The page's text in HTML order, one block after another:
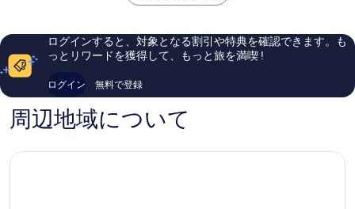
ミ
件
件
コ
ミ
ミ
1,019
ログインすると、対象となる割引や特典を確認できます。も
っとリワードを獲得して、もっと旅を満喫 !
ログイン 無料で登録
周辺地域について